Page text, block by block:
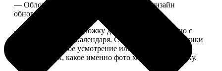
— Обложка для календаря стандартная, дизайн
обновляем каждый год.
— В кружочек на обложку добавляем фотографию с
одной из страниц календаря. Снимок наши сотрудники
выбирают на свое усмотрение или пишите в
комментариях, какое именно фото хотите на обложку.